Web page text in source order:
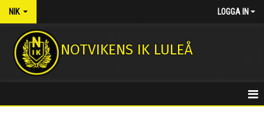
NIK LOGGA IN
NOTVIKENS IK LULEÅ